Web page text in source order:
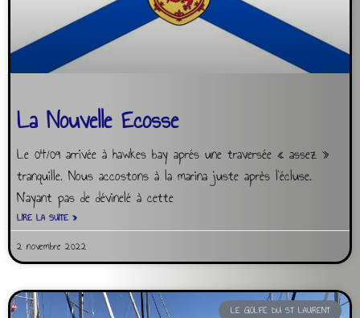
La Nouvelle Ecosse
Le 04/09 arrivée à hawkes bay aprés une traversée « assez »
tranquille. Nous accostons à la marina juste après l’écluse.
N’ayant pas de dévinelé à cette
LIRE LA SUITE »
2 novembre 2022
LE GOLFE DU ST LAURENT